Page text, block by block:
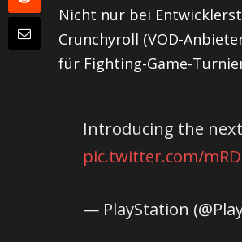
Nicht nur bei
Crunchyroll (VOD-
für Fighting-Game-
Introducing the
pic.twitter.com/
— PlayStation